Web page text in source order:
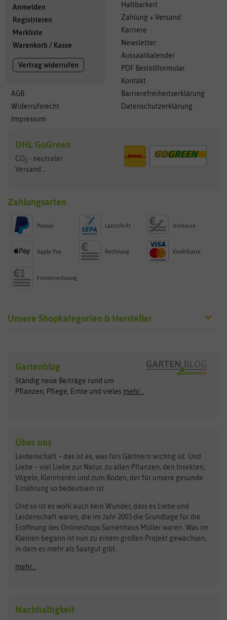
Anmelden
Registrieren
Merkliste
Warenkorb / Kasse
Vertrag widerrufen
AGB
Widerrufsrecht
Impressum
Haltbarkeit
Zahlung + Versand
Karriere
Newsletter
Aussaatkalender
PDF Bestellformular
Kontakt
Barrierefreiheitserklärung
Datenschutzerklärung
DHL GoGreen
CO2 - neutraler
Versand...
Zahlungsarten
Paypal Lastschrift Vorkasse
Apple Pay Rechnung Kreditkarte
Firmenrechnung
Unsere Shopkategorien & Hersteller
Exotische Samen
Gemüsesamen
Gründünger
Kräutersamen
Obstsamen
Pilzbrut
Rasensamen
Steckzwiebeln
Zimmer & Kübelpflanzen
Kataloge
Schnäppchen
Anzucht & Gartenzubehör
Anzuchtschalen
Heizmatte & Heizkabel
Arche Noah
ASB Greenworld
Benary
Bingenheimer Saatgut
Bionana
BIOWOL
Blumicorn
Bûten Birds
Carl Pabst
Clever Pots
COMPO
Dürr-Samen
Feldsaaten Freudenberger
Fertil
Flora Elite
Gartenblog
Ständig neue Beiträge rund um
Pflanzen, Pflege, Ernte und vieles mehr...
Über uns
Leidenschaft – das ist es, was fürs Gärtnern wichtig ist. Und
Liebe – viel Liebe zur Natur, zu allen Pflanzen, den Insekten,
Vögeln, Kleintieren und zum Boden, der für unsere gesunde
Ernährung so bedeutsam ist.
Und so ist es wohl auch kein Wunder, dass es Liebe und
Leidenschaft waren, die im Jahr 2003 die Grundlage für die
Eröffnung des Onlineshops Samenhaus Müller waren. Was im
Kleinen begann ist nun zu einem großen Projekt gewachsen,
in dem es mehr als Saatgut gibt.
mehr...
Nachhaltigkeit